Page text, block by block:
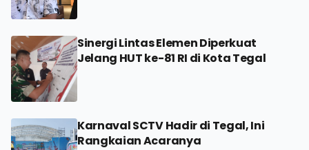
Sinergi Lintas Elemen Diperkuat
Jelang HUT ke-81 RI di Kota Tegal
Karnaval SCTV Hadir di Tegal, Ini
Rangkaian Acaranya